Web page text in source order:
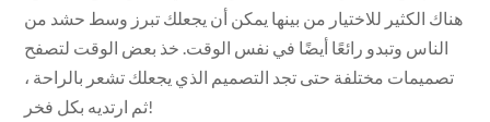
هناك الكثير للاختيار من بينها يمكن أن يجعلك تبرز وسط حشد من
الناس وتبدو رائعًا أيضًا في نفس الوقت. خذ بعض الوقت لتصفح
تصميمات مختلفة حتى تجد التصميم الذي يجعلك تشعر بالراحة ،
ثم ارتديه بكل فخر!